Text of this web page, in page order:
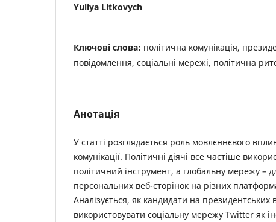
Yuliya Litkovych
Ключові слова: політична комунікація,
повідомлення, соціальні мережі, політична
Анотація
У статті розглядається роль мовлєннєвого
комунікації. Політичні діячі все частіше
політичний інструмент, а глобальну мережу –
персональних веб-сторінок на різних
Аналізується, як кандидати на
використовувати соціальну мережу Twitter як